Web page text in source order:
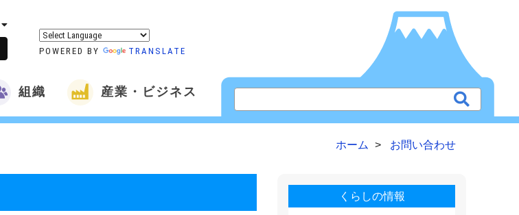
POWERED BY TRANSLATE
組織 産業・ビジネス
ホーム お問い合わせ
くらしの情報